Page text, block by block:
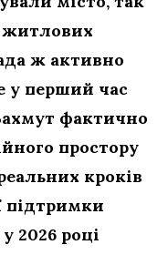
житлових
ж активно
у перший час
фактично
простору
кроків
підтримки
2026 році